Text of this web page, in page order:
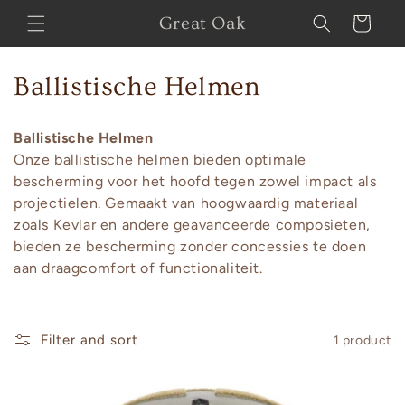
Skip to
content
Great Oak Cart
C
l
l
e
c
i
Ballistische Helmen
Ballistische Helmen
Onze ballistische helmen bieden optimale
bescherming voor het hoofd tegen zowel impact als
projectielen. Gemaakt van hoogwaardig materiaal
zoals Kevlar en andere geavanceerde composieten,
bieden ze bescherming zonder concessies te doen
aan draagcomfort of functionaliteit.
Filter and sort 1 product